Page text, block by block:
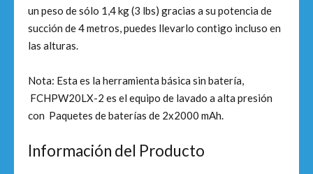
un peso de sólo 1,4 kg (3 lbs) gracias a su potencia de
succión de 4 metros, puedes llevarlo contigo incluso en
las alturas.
Nota: Esta es la herramienta básica sin batería,
FCHPW20LX-2 es el equipo de lavado a alta presión
con Paquetes de baterías de 2x2000 mAh.
Información del Producto